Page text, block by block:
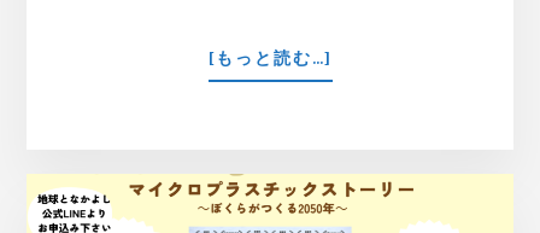
[もっと読む…]
–
た
ち